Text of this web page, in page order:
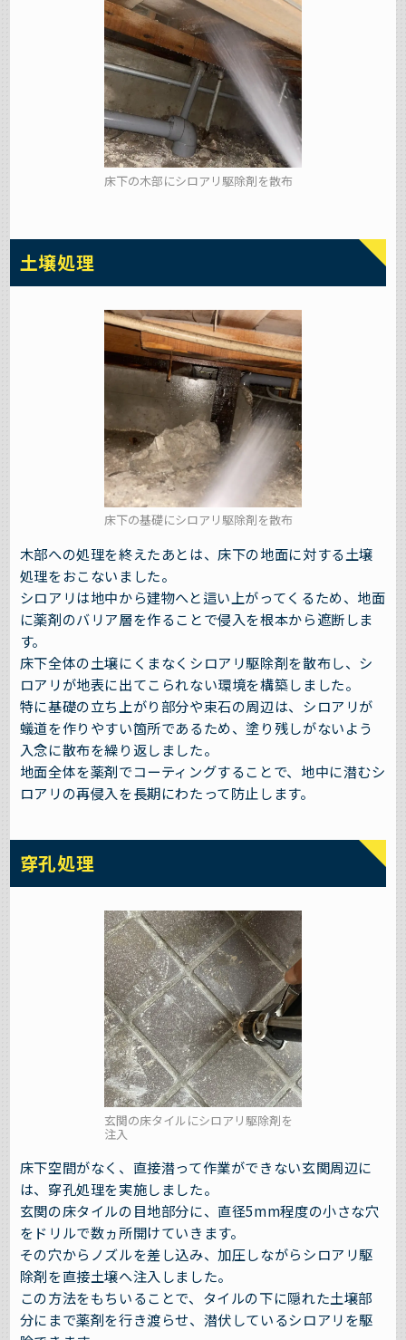
床下の木部にシロアリ駆除剤を散布
土壌処理
床下の基礎にシロアリ駆除剤を散布
木部への処理を終えたあとは、床下の地面に対する土壌
処理をおこないました。
シロアリは地中から建物へと這い上がってくるため、地面
に薬剤のバリア層を作ることで侵入を根本から遮断しま
す。
床下全体の土壌にくまなくシロアリ駆除剤を散布し、シ
ロアリが地表に出てこられない環境を構築しました。
特に基礎の立ち上がり部分や束石の周辺は、シロアリが
蟻道を作りやすい箇所であるため、塗り残しがないよう
入念に散布を繰り返しました。
地面全体を薬剤でコーティングすることで、地中に潜むシ
ロアリの再侵入を長期にわたって防止します。
穿孔処理
玄関の床タイルにシロアリ駆除剤を
注入
床下空間がなく、直接潜って作業ができない玄関周辺に
は、穿孔処理を実施しました。
玄関の床タイルの目地部分に、直径5mm程度の小さな穴
をドリルで数ヵ所開けていきます。
その穴からノズルを差し込み、加圧しながらシロアリ駆
除剤を直接土壌へ注入しました。
この方法をもちいることで、タイルの下に隠れた土壌部
分にまで薬剤を行き渡らせ、潜伏しているシロアリを駆